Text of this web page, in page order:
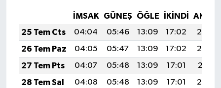
İMSAK GÜNEŞ ÖĞLE İKINDI
25 Tem Cts
04:04 05:46 13:09 17:02
20:23
26 Tem Paz
04:05 05:47 13:09 17:02
20:22
27 Tem Pts
04:07 05:48 13:09 17:01
20:21
28 Tem Sal
04:08 05:48 13:09 17:01
20:20